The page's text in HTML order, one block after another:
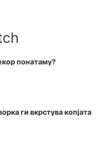
понатаму?
ги вкрстува копјата